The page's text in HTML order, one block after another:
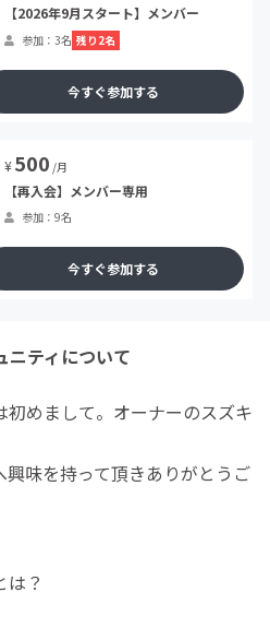
【2026年9月スタート】メンバー
参加：3名 残り2名
今すぐ参加する
¥500 /月
【再入会】メンバー専用
参加：9名
今すぐ参加する
ニティについて
初めまして。オーナーのスズキ
興味を持って頂きありがとうご
は？